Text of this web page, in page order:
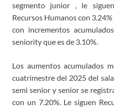
segmento junior , le
Recursos Humanos con
con incrementos
seniority que es de 3.10%.
Los aumentos acumulados
cuatrimestre del 2025 del
semi senior y senior se
con un 7.20%. Le siguen